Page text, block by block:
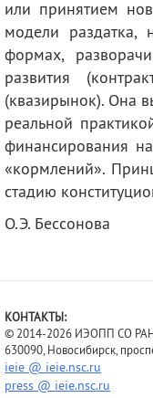
или принятием
модели раздатка,
формах,
развития
(квазирынок). Она
реальной
финансирования
«кормлений».
стадию
О.Э. Бессонова
КОНТАКТЫ:
© 2014-2026 ИЭОПП СО
630090, Новосибирск,
ieie @ ieie.nsc.ru
press @ ieie.nsc.ru